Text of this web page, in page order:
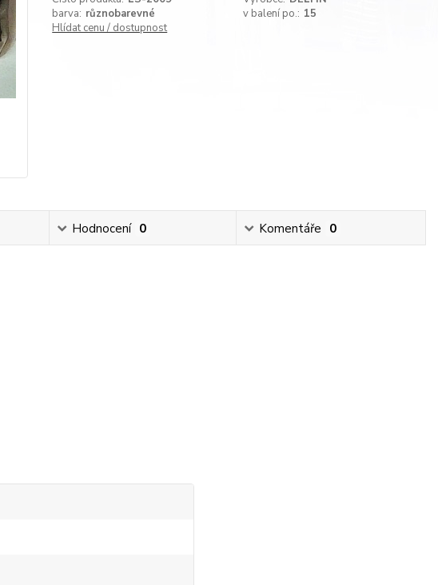
barva: různobarevné v balení po.: 15
Hlídat cenu / dostupnost
Hodnocení 0 Komentáře 0